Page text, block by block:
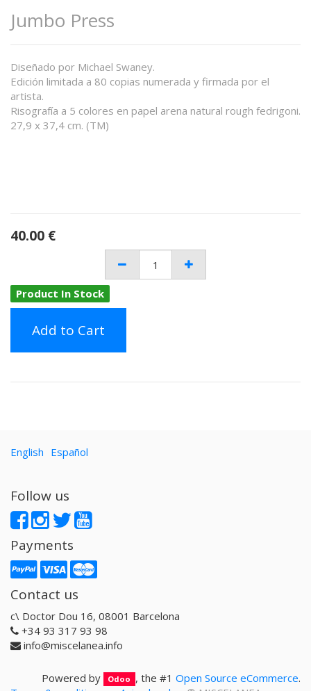
Jumbo Press
Diseñado por Michael Swaney.
Edición limitada a 80 copias numerada y firmada por el
artista.
Risografía a 5 colores en papel arena natural rough fedrigoni.
27,9 x 37,4 cm. (TM)
40.00 €
Product In Stock
Add to Cart
English Español
Follow us
Payments
Contact us
c\ Doctor Dou 16, 08001 Barcelona
+34 93 317 93 98
info@miscelanea.info
Powered by Odoo , the #1 Open Source eCommerce.